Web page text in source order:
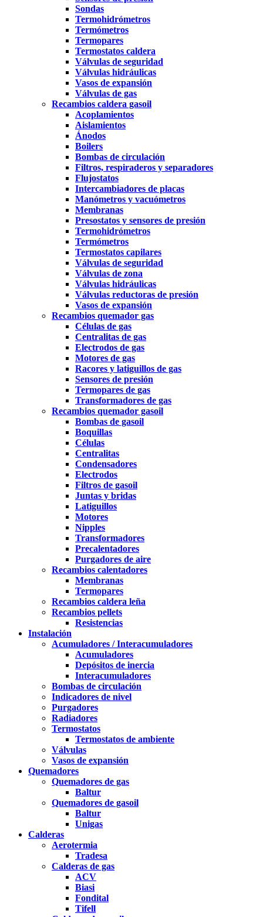
Sondas
Termohidrómetros
Termómetros
Termopares
Termostatos caldera
Válvulas de seguridad
Válvulas hidráulicas
Vasos de expansión
Válvulas de gas
Recambios caldera gasoil
Acoplamientos
Aislamientos
Ánodos
Boilers
Bombas de circulación
Filtros, respiraderos y separadores
Flujostatos
Intercambiadores de placas
Manómetros y vacuómetros
Membranas
Presostatos y sensores de presión
Termohidrómetros
Termómetros
Termostatos capilares
Válvulas de seguridad
Válvulas de zona
Válvulas hidráulicas
Válvulas reductoras de presión
Vasos de expansión
Recambios quemador gas
Células de gas
Centralitas de gas
Electrodos de gas
Motores de gas
Racores y latiguillos de gas
Sensores de presión
Termopares de gas
Transformadores de gas
Recambios quemador gasoil
Bombas de gasoil
Boquillas
Células
Centralitas
Condensadores
Electrodos
Filtros de gasoil
Juntas y bridas
Latiguillos
Motores
Nipples
Transformadores
Precalentadores
Purgadores de aire
Recambios calentadores
Membranas
Termopares
Recambios caldera leña
Recambios pellets
Resistencias
Instalación
Acumuladores / Interacumuladores
Acumuladores
Depósitos de inercia
Interacumuladores
Bombas de circulación
Indicadores de nivel
Purgadores
Radiadores
Termostatos
Termostatos de ambiente
Válvulas
Vasos de expansión
Quemadores
Quemadores de gas
Baltur
Quemadores de gasoil
Baltur
Unigas
Calderas
Aerotermia
Tradesa
Calderas de gas
ACV
Biasi
Fondital
Tifell